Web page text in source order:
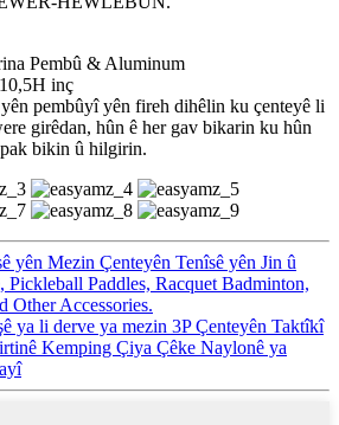
Pembû & Aluminum
inç
pembûyî yên fireh dihêlin ku çenteyê li
girêdan, hûn ê her gav bikarin ku hûn
bikin û hilgirin.
yên Mezin Çenteyên Tenîsê yên Jin û
Pickleball Paddles, Racquet Badminton,
Other Accessories.
ya li derve ya mezin 3P Çenteyên Taktîkî
Kemping Çiya Çêke Naylonê ya